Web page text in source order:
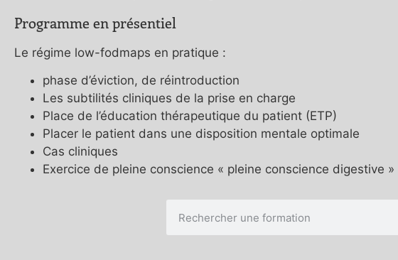
Programme en présentiel
Le régime low-fodmaps en pratique :
phase d’éviction, de réintroduction
Les subtilités cliniques de la prise en charge
Place de l’éducation thérapeutique du patient (ETP)
Placer le patient dans une disposition mentale optimale
Cas cliniques
Exercice de pleine conscience « pleine conscience digestive »